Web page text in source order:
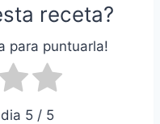
receta?
para puntuarla!
5 / 5